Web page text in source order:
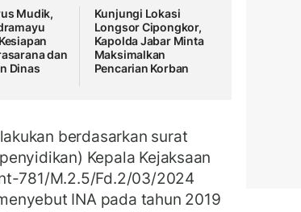
Mudik,
dan
Dinas
Kunjungi Lokasi
Longsor Cipongkor,
Kapolda Jabar Minta
Maksimalkan
Pencarian Korban
berdasarkan surat
Kepala Kejaksaan
781/M.2.5/Fd.2/03/2024
INA pada tahun 2019